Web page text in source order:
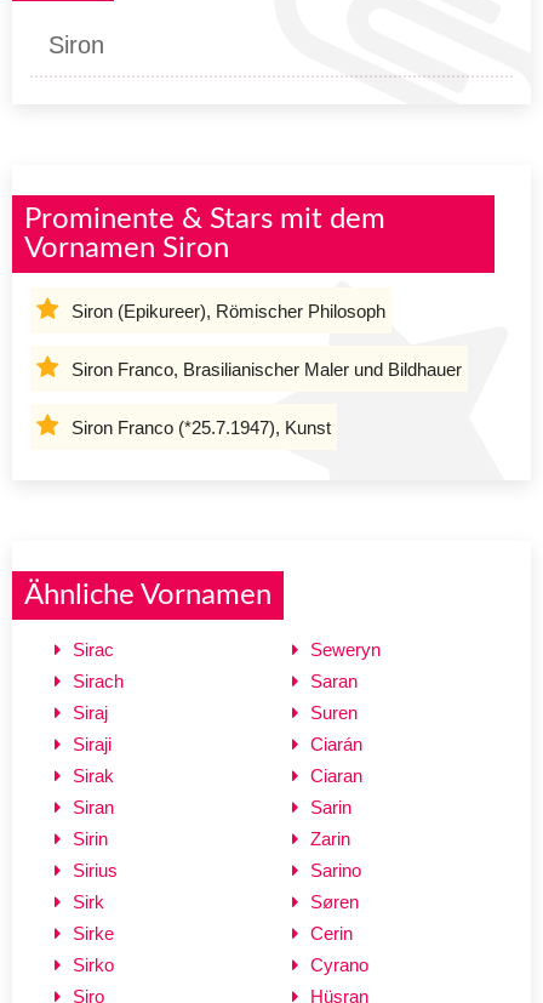
Siron
Prominente & Stars mit dem
Vornamen Siron
Siron (Epikureer), Römischer Philosoph
Siron Franco, Brasilianischer Maler und Bildhauer
Siron Franco (*25.7.1947), Kunst
Ähnliche Vornamen
Sirac
Sirach
Siraj
Siraji
Sirak
Siran
Sirin
Sirius
Sirk
Sirke
Sirko
Siro
Seweryn
Saran
Suren
Ciarán
Ciaran
Sarin
Zarin
Sarino
Søren
Cerin
Cyrano
Hüsran